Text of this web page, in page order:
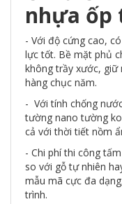
nhựa ốp
- Với độ cứng cao,
lực tốt. Bề mặt phủ
không trầy xước, giữ
hàng chục năm.
- Với tính chống
tường nano tường
cả với thời tiết nồm
- Chi phí thi công
so với gỗ tự nhiên
mẫu mã cực đa
trình.